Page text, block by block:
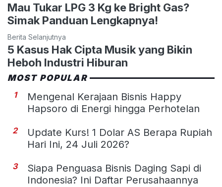
Mau Tukar LPG 3 Kg ke Bright Gas?
Simak Panduan Lengkapnya!
Berita Selanjutnya
5 Kasus Hak Cipta Musik yang Bikin
Heboh Industri Hiburan
MOST POPULAR
1
Mengenal Kerajaan Bisnis Happy
Hapsoro di Energi hingga Perhotelan
2
Update Kurs! 1 Dolar AS Berapa Rupiah
Hari Ini, 24 Juli 2026?
3
Siapa Penguasa Bisnis Daging Sapi di
Indonesia? Ini Daftar Perusahaannya